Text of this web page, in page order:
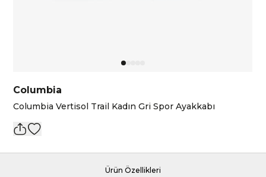
Columbia
Columbia Vertisol Trail Kadın Gri Spor Ayakkabı
Ürün Özellikleri